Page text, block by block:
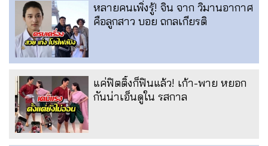
หลายคนเพิ่งรู้! จิน จาก วิมานอากาศ
คือลูกสาว บอย ถกลเกียรติ
แค่ฟิตติ้งก็ฟินแล้ว! เก้า-พาย หยอก
กันน่าเอ็นดูใน รสกาล